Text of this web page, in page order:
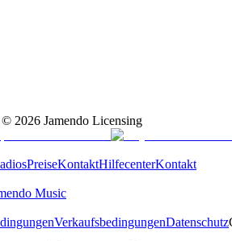
© 2026 Jamendo Licensing
PreiseKontaktHilfecenterKontakt
Music
VerkaufsbedingungenDatenschutz